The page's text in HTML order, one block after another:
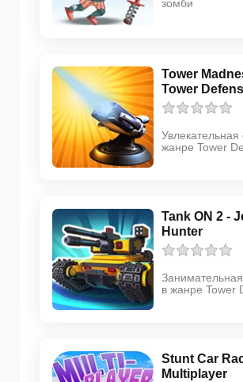
зомби
Tower
Tower
Увлекательная
жанре Tower
Tank ON 2 -
Hunter
в жанре Tower
Stunt Car
Multiplayer